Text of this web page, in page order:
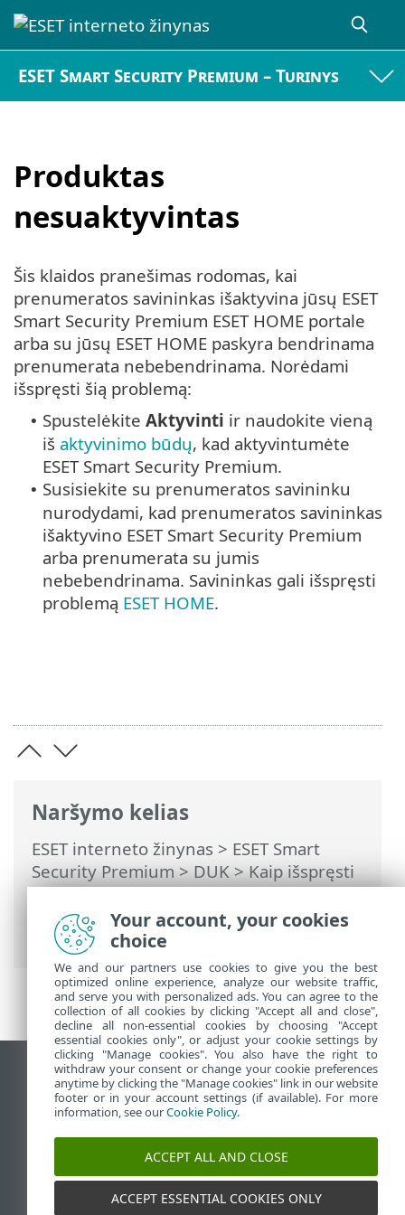
ESET Smart Security Premium – Turinys
Produktas
nesuaktyvintas
Naršymo kelias
ESET interneto žinynas > ESET Smart
Security Premium>DUK>Kaip išspręsti
produkto išaktyvinimo problemą
naudojant ESET HOME> Produktas
nesuaktyvintas
Šis klaidos pranešimas rodomas, kai
prenumeratos savininkas išaktyvina jūsų ESET
Smart Security Premium ESET HOME portale
arba su jūsų ESET HOME paskyra bendrinama
prenumerata nebebendrinama. Norėdami
išspręsti šią problemą:
• Spustelėkite Aktyvinti ir naudokite vieną
iš aktyvinimo būdų, kad aktyvintumėte
ESET Smart Security Premium.
• Susisiekite su prenumeratos savininku
nurodydami, kad prenumeratos savininkas
išaktyvino ESET Smart Security Premium
arba prenumerata su jumis
nebebendrinama. Savininkas gali išspręsti
problemą ESET HOME.
Rodyti darbalaukio tinklavietę
End of Life
ESET žinių bazė
ESET forumas
ESET Status Portal
Palaikymas regione
Your account, your cookies
choice
We and our partners use cookies to give you the best
optimized online experience, analyze our website traffic,
and serve you with personalized ads. You can agree to the
collection of all cookies by clicking "Accept all and close",
decline all non-essential cookies by choosing "Accept
essential cookies only", or adjust your cookie settings by
clicking "Manage cookies". You also have the right to
withdraw your consent or change your cookie preferences
anytime by clicking the "Manage cookies" link in our website
footer or in your account settings (if available). For more
information, see ourCookie Policy.
ACCEPT ALL AND CLOSE
ACCEPT ESSENTIAL COOKIES ONLY